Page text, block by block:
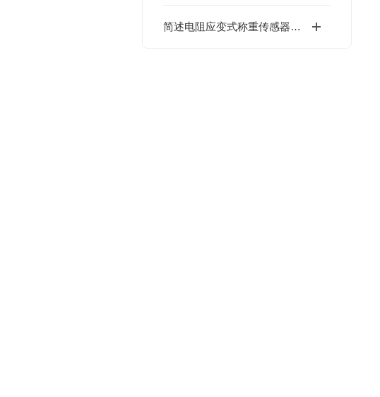
简述电阻应变式称重传感器中*的几个主要部分